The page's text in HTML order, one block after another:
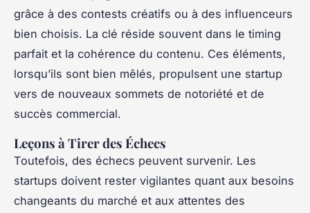
grâce à des contests créatifs ou à des influenceurs
bien choisis. La clé réside souvent dans le timing
parfait et la cohérence du contenu. Ces éléments,
lorsqu’ils sont bien mêlés, propulsent une startup
vers de nouveaux sommets de notoriété et de
succès commercial.
Leçons à Tirer des Échecs
Toutefois, des échecs peuvent survenir. Les
startups doivent rester vigilantes quant aux besoins
changeants du marché et aux attentes des